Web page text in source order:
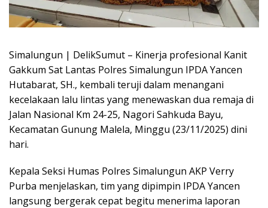
Simalungun | DelikSumut – Kinerja profesional Kanit
Gakkum Sat Lantas Polres Simalungun IPDA Yancen
Hutabarat, SH., kembali teruji dalam menangani
kecelakaan lalu lintas yang menewaskan dua remaja di
Jalan Nasional Km 24-25, Nagori Sahkuda Bayu,
Kecamatan Gunung Malela, Minggu (23/11/2025) dini
hari.
Kepala Seksi Humas Polres Simalungun AKP Verry
Purba menjelaskan, tim yang dipimpin IPDA Yancen
langsung bergerak cepat begitu menerima laporan